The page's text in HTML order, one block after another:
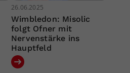
26.06.2025
Wimbledon: Misolic
folgt Ofner mit
Nervenstärke ins
Hauptfeld